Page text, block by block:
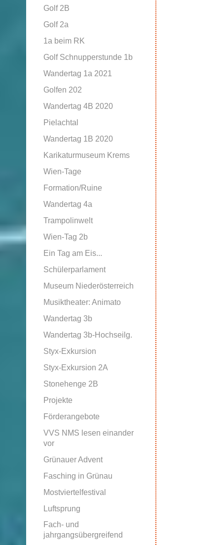
Golf 2B
Golf 2a
1a beim RK
Golf Schnupperstunde 1b
Wandertag 1a 2021
Golfen 202
Wandertag 4B 2020
Pielachtal
Wandertag 1B 2020
Karikaturmuseum Krems
Wien-Tage
Formation/Ruine
Wandertag 4a
Trampolinwelt
Wien-Tag 2b
Ein Tag am Eis...
Schülerparlament
Museum Niederösterreich
Musiktheater: Animato
Wandertag 3b
Wandertag 3b-Hochseilg.
Styx-Exkursion
Styx-Exkursion 2A
Stonehenge 2B
Projekte
Förderangebote
VVS NMS lesen einander
vor
Grünauer Advent
Fasching in Grünau
Mostviertelfestival
Luftsprung
Fach- und
jahrgangsübergreifend